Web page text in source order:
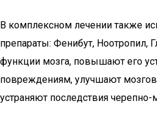
В комплексном лечении также
препараты: Фенибут, Ноотропил,
функции мозга, повышают его
повреждениям, улучшают
устраняют последствия